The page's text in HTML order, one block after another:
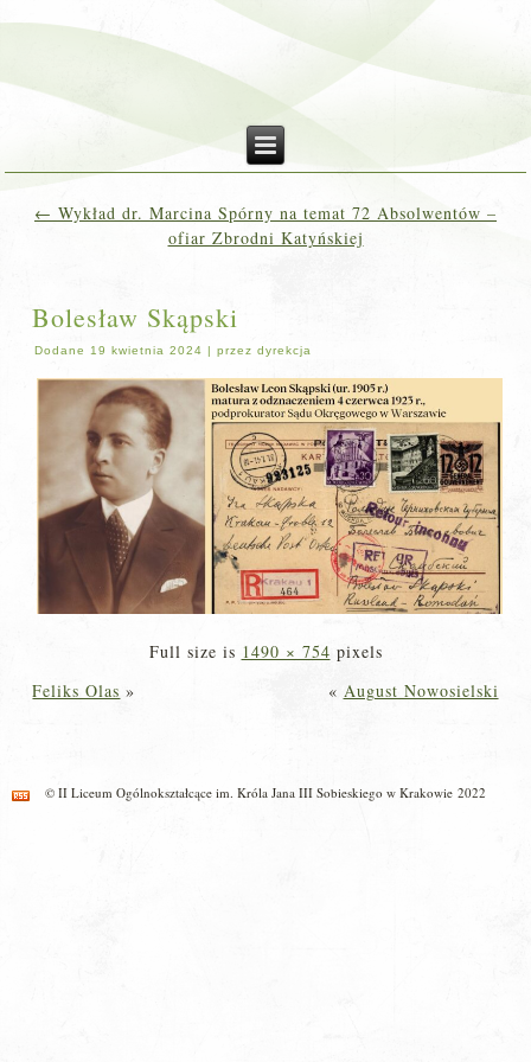
← Wykład dr. Marcina Spórny na temat 72 Absolwentów –
ofiar Zbrodni Katyńskiej
Bolesław Skąpski
Dodane 19 kwietnia 2024 |przez dyrekcja
Full size is 1490 × 754 pixels
Feliks Olas » « August Nowosielski
© II Liceum Ogólnokształcące im. Króla Jana III Sobieskiego w Krakowie 2022